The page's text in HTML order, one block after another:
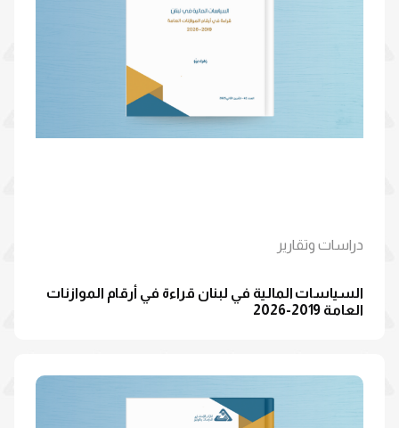
دراسات وتقارير
السياسات المالية في لبنان قراءة في أرقام الموازنات
العامة 2019-2026